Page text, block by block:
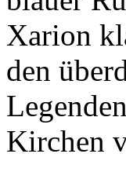
Xarion
den
Kirchen